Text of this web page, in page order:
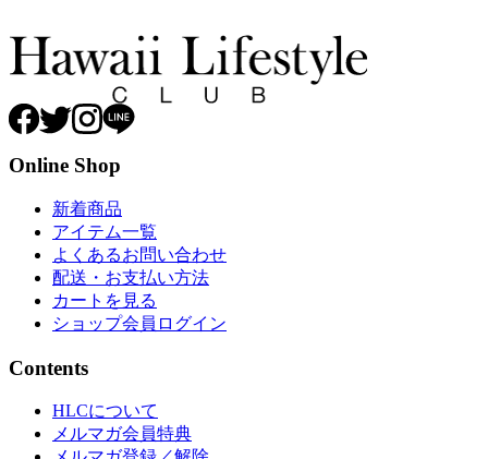
Online Shop
新着商品
アイテム一覧
よくあるお問い合わせ
配送・お支払い方法
カートを見る
ショップ会員ログイン
Contents
HLCについて
メルマガ会員特典